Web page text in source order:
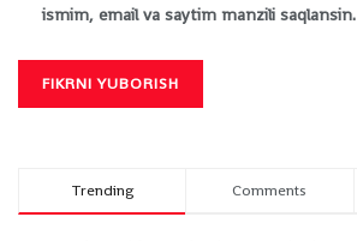
ismim, email va saytim manzili saqlansin.
Trending Comments